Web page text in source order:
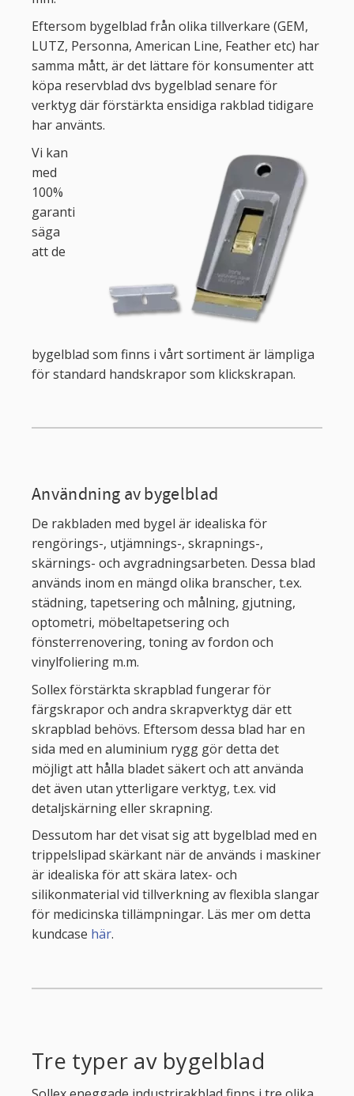
Eftersom bygelblad från olika tillverkare (GEM,
LUTZ, Personna, American Line, Feather etc) har
samma mått, är det lättare för konsumenter att
köpa reservblad dvs bygelblad senare för
verktyg där förstärkta ensidiga rakblad tidigare
har använts.
Vi kan
med
100%
garanti
säga
att de
bygelblad som finns i vårt sortiment är lämpliga
för standard handskrapor som klickskrapan.
Användning av bygelblad
De rakbladen med bygel är idealiska för
rengörings-, utjämnings-, skrapnings-,
skärnings- och avgradningsarbeten. Dessa blad
används inom en mängd olika branscher, t.ex.
städning, tapetsering och målning, gjutning,
optometri, möbeltapetsering och
fönsterrenovering, toning av fordon och
vinylfoliering m.m.
Sollex förstärkta skrapblad fungerar för
färgskrapor och andra skrapverktyg där ett
skrapblad behövs. Eftersom dessa blad har en
sida med en aluminium rygg gör detta det
möjligt att hålla bladet säkert och att använda
det även utan ytterligare verktyg, t.ex. vid
detaljskärning eller skrapning.
Dessutom har det visat sig att bygelblad med en
trippelslipad skärkant när de används i maskiner
är idealiska för att skära latex- och
silikonmaterial vid tillverkning av flexibla slangar
för medicinska tillämpningar. Läs mer om detta
kundcase här.
Tre typer av bygelblad